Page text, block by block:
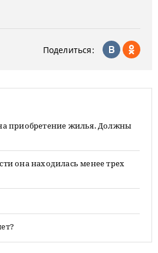
Поделиться:
приобретение жилья. Должны
она находилась менее трех